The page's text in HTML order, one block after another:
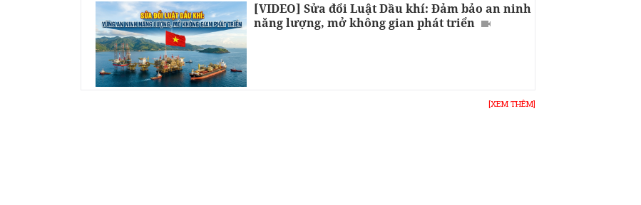
[VIDEO] Sửa đổi Luật Dầu khí: Đảm bảo an ninh
năng lượng, mở không gian phát triển
[XEM THÊM]